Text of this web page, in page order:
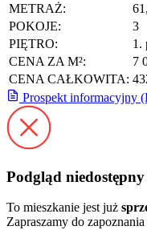
METRAŻ:
POKOJE:
3
PIĘTRO:
1.
CENA ZA M²:
7
CENA CAŁKOWITA:
Prospekt informacyjny
Podgląd niedostępny
To mieszkanie jest już
Zapraszamy do zapoznania